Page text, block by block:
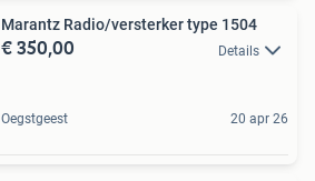
Marantz Radio/versterker type 1504
€ 350,00 Details
Oegstgeest 20 apr 26